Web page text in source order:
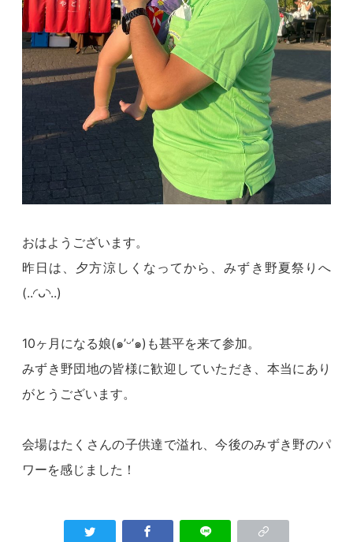
おはようございます。
昨日は、夕方涼しくなってから、みずき野夏祭りへ
(..◜ᴗ◝..)
10ヶ月になる娘(๑’ᵕ’๑)も甚平を来て参加。
みずき野団地の皆様に歓迎していただき、本当にあり
がとうございます。
会場はたくさんの子供達で溢れ、今後のみずき野のパ
ワーを感じました！